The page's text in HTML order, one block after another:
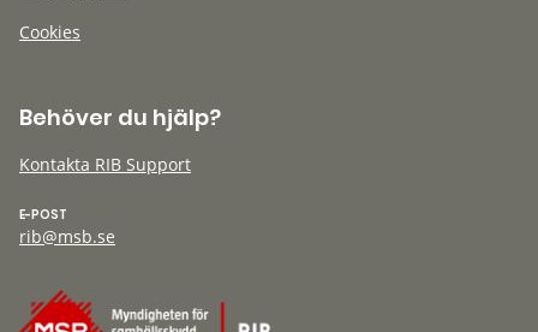
Cookies
Behöver du hjälp?
Kontakta RIB Support
E-POST
rib@msb.se